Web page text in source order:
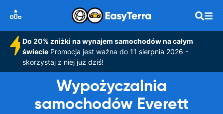
Do 20% zniżki na wynajem samochodów na całym
świeciePromocja jest ważna do 11 sierpnia 2026 -
skorzystaj z niej już dziś!
Wypożyczalnia
samochodów Everett